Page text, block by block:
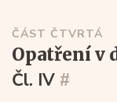
ČÁST ČTVRTÁ
opatření
Čl. IV #